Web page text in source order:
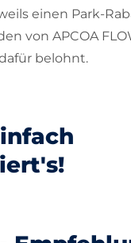
einen Park-
von APCOA
belohnt.